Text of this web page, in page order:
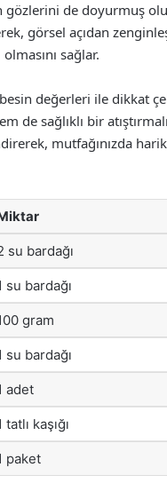
gözlerini de doyurmuş
görsel açıdan
sağlar.
değerleri ile dikkat
de sağlıklı bir
mutfağınızda
su bardağı
su bardağı
gram
su bardağı
adet
tatlı kaşığı
paket